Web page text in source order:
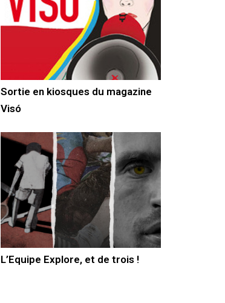
Sortie en kiosques du magazine
Visó
L’Equipe Explore, et de trois !